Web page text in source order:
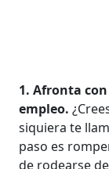
1. Afronta
empleo.
siquiera te
paso es
de rodearse